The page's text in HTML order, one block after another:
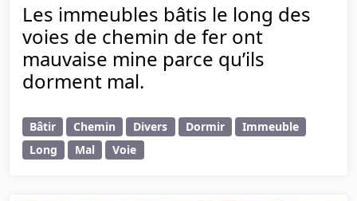
Les immeubles bâtis le long des
voies de chemin de fer ont
mauvaise mine parce qu’ils
dorment mal.
Bâtir Chemin Divers Dormir
Immeuble
Long
Mal Voie